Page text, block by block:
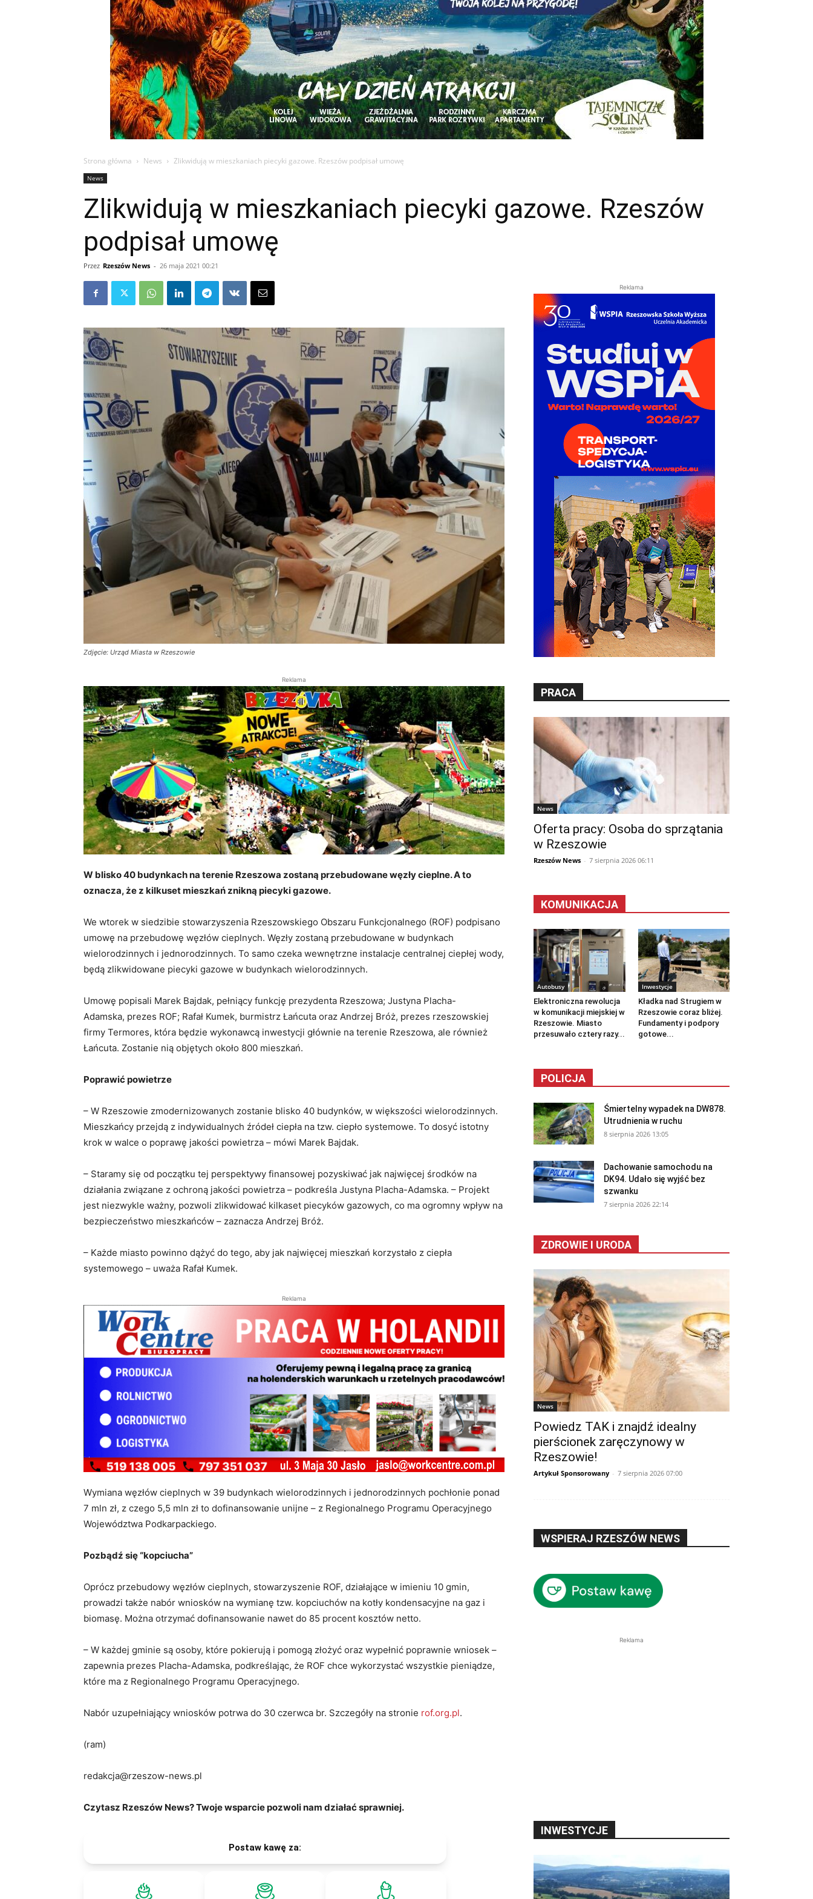
Strona główna News Zlikwidują w mieszkaniach piecyki gazowe. Rzeszów podpisał umowę
News
Zlikwidują w mieszkaniach piecyki gazowe. Rzeszów
podpisał umowę
Przez Rzeszów News - 26 maja 2021 00:21
Zdjęcie: Urząd Miasta w Rzeszowie
Reklama
W blisko 40 budynkach na terenie Rzeszowa zostaną przebudowane węzły cieplne. A to
oznacza, że z kilkuset mieszkań znikną piecyki gazowe.
We wtorek w siedzibie stowarzyszenia Rzeszowskiego Obszaru Funkcjonalnego (ROF) podpisano
umowę na przebudowę węzłów cieplnych. Węzły zostaną przebudowane w budynkach
wielorodzinnych i jednorodzinnych. To samo czeka wewnętrzne instalacje centralnej ciepłej wody,
będą zlikwidowane piecyki gazowe w budynkach wielorodzinnych.
Umowę popisali Marek Bajdak, pełniący funkcję prezydenta Rzeszowa; Justyna Placha-
Adamska, prezes ROF; Rafał Kumek, burmistrz Łańcuta oraz Andrzej Bróż, prezes rzeszowskiej
firmy Termores, która będzie wykonawcą inwestycji głównie na terenie Rzeszowa, ale również
Łańcuta. Zostanie nią objętych około 800 mieszkań.
Poprawić powietrze
– W Rzeszowie zmodernizowanych zostanie blisko 40 budynków, w większości wielorodzinnych.
Mieszkańcy przejdą z indywidualnych źródeł ciepła na tzw. ciepło systemowe. To dosyć istotny
krok w walce o poprawę jakości powietrza – mówi Marek Bajdak.
– Staramy się od początku tej perspektywy finansowej pozyskiwać jak najwięcej środków na
działania związane z ochroną jakości powietrza – podkreśla Justyna Placha-Adamska. – Projekt
jest niezwykle ważny, pozwoli zlikwidować kilkaset piecyków gazowych, co ma ogromny wpływ na
bezpieczeństwo mieszkańców – zaznacza Andrzej Bróż.
– Każde miasto powinno dążyć do tego, aby jak najwięcej mieszkań korzystało z ciepła
systemowego – uważa Rafał Kumek.
Reklama
Wymiana węzłów cieplnych w 39 budynkach wielorodzinnych i jednorodzinnych pochłonie ponad
7 mln zł, z czego 5,5 mln zł to dofinansowanie unijne – z Regionalnego Programu Operacyjnego
Województwa Podkarpackiego.
Pozbądź się “kopciucha”
Oprócz przebudowy węzłów cieplnych, stowarzyszenie ROF, działające w imieniu 10 gmin,
prowadzi także nabór wniosków na wymianę tzw. kopciuchów na kotły kondensacyjne na gaz i
biomasę. Można otrzymać dofinansowanie nawet do 85 procent kosztów netto.
– W każdej gminie są osoby, które pokierują i pomogą złożyć oraz wypełnić poprawnie wniosek –
zapewnia prezes Placha-Adamska, podkreślając, że ROF chce wykorzystać wszystkie pieniądze,
które ma z Regionalnego Programu Operacyjnego.
Nabór uzupełniający wniosków potrwa do 30 czerwca br. Szczegóły na stronie rof.org.pl.
(ram)
redakcja@rzeszow-news.pl
Czytasz Rzeszów News? Twoje wsparcie pozwoli nam działać sprawniej.
Postaw kawę za:
Reklama
PRACA
News
Oferta pracy: Osoba do sprzątania
w Rzeszowie
Rzeszów News - 7 sierpnia 2026 06:11
KOMUNIKACJA
Autobusy
Elektroniczna rewolucja
w komunikacji miejskiej w
Rzeszowie. Miasto
przesuwało cztery razy...
Inwestycje
Kładka nad Strugiem w
Rzeszowie coraz bliżej.
Fundamenty i podpory
gotowe...
POLICJA
Śmiertelny wypadek na DW878.
Utrudnienia w ruchu
8 sierpnia 2026 13:05
Dachowanie samochodu na
DK94. Udało się wyjść bez
szwanku
7 sierpnia 2026 22:14
ZDROWIE I URODA
News
Powiedz TAK i znajdź idealny
pierścionek zaręczynowy w
Rzeszowie!
Artykuł Sponsorowany - 7 sierpnia 2026 07:00
WSPIERAJ RZESZÓW NEWS
Reklama
INWESTYCJE